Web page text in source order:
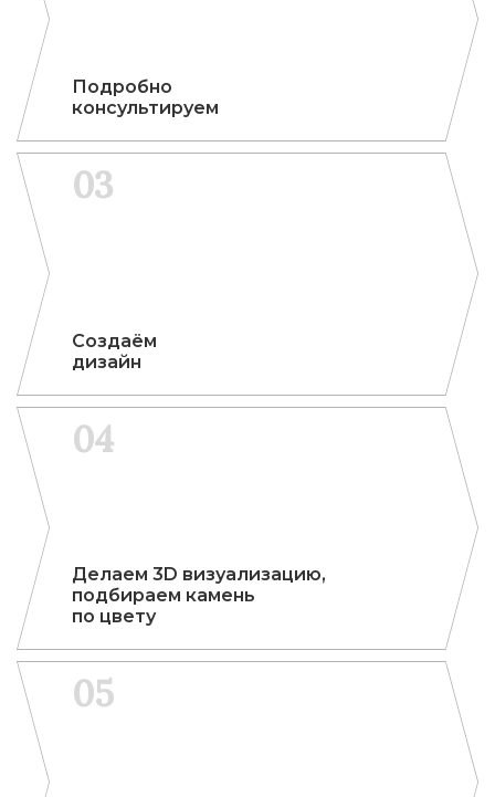
Подроб­но
кон­сульти­руем
03
Соз­да­ём
дизайн
04
Делаем 3D визу­али­за­цию,
под­бира­ем камень
по цвету
05